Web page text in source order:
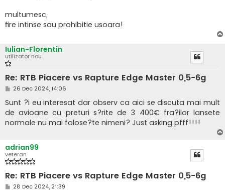
multumesc,
fire intinse sau prohibitie usoara!
Iulian-Florentin
utilizator nou
Re: RTB Piacere vs Rapture Edge Master 0,5-6g
M
s
a
j
26 Dec 2024, 14:06
Sunt ?i eu interesat dar observ ca aici se discuta mai mult
de avioane cu preturi s?rite de 3 400€ fra?ilor lansete
normale nu mai folose?te nimeni? Just asking pfff!!!!
adrian99
veteran
Re: RTB Piacere vs Rapture Edge Master 0,5-6g
M
28 Dec 2024, 21:39